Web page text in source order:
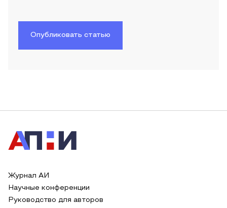
Опубликовать статью
Журнал АИ
Научные конференции
Руководство для авторов